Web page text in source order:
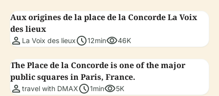
Aux origines de la place de la Concorde La Voix
des lieux
person La Voix des lieuxschedule12minvisibility46K
The Place de la Concorde is one of the major
public squares in Paris, France.
person travel with DMAXschedule1minvisibility5K